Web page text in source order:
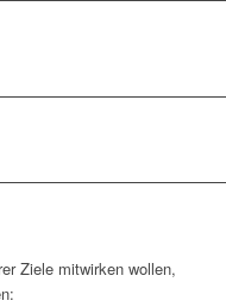
Ziele mitwirken wollen,